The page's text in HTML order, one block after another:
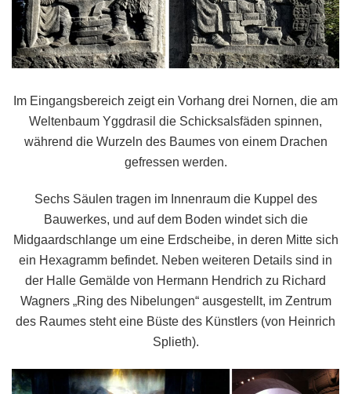
Im Eingangsbereich zeigt ein Vorhang drei Nornen, die am
Weltenbaum Yggdrasil die Schicksalsfäden spinnen,
während die Wurzeln des Baumes von einem Drachen
gefressen werden.
Sechs Säulen tragen im Innenraum die Kuppel des
Bauwerkes, und auf dem Boden windet sich die
Midgaardschlange um eine Erdscheibe, in deren Mitte sich
ein Hexagramm befindet. Neben weiteren Details sind in
der Halle Gemälde von Hermann Hendrich zu Richard
Wagners „Ring des Nibelungen“ ausgestellt, im Zentrum
des Raumes steht eine Büste des Künstlers (von Heinrich
Splieth).